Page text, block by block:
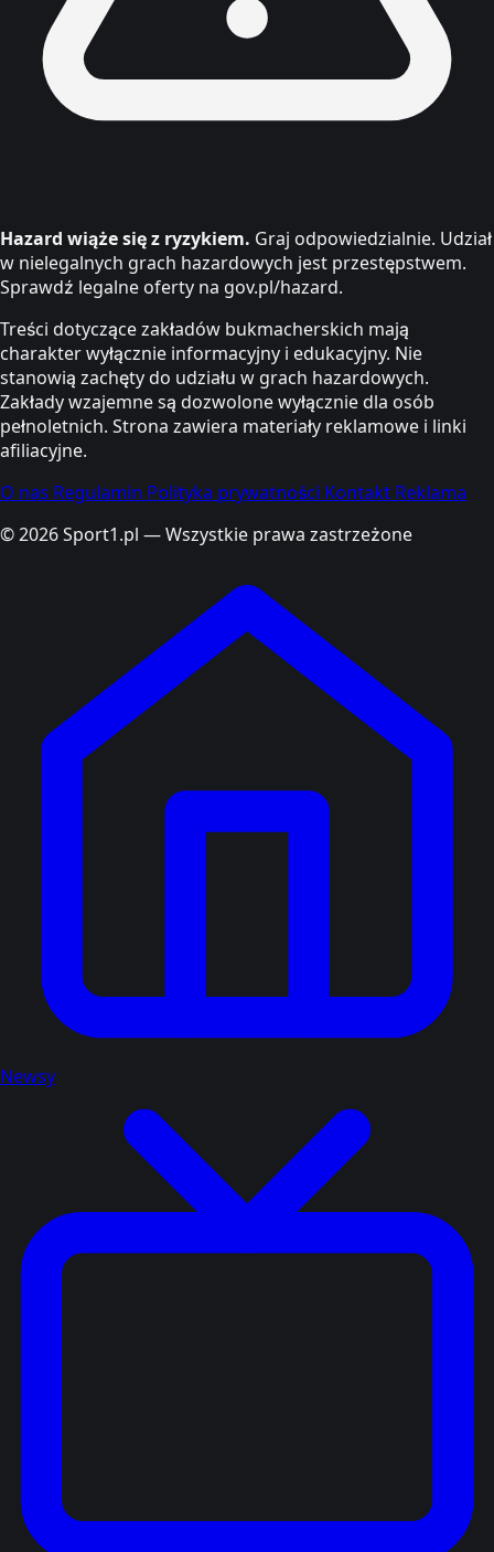
Hazard wiąże się z ryzykiem. Graj odpowiedzialnie. Udział
w nielegalnych grach hazardowych jest przestępstwem.
Sprawdź legalne oferty na gov.pl/hazard.
Treści dotyczące zakładów bukmacherskich mają
charakter wyłącznie informacyjny i edukacyjny. Nie
stanowią zachęty do udziału w grach hazardowych.
Zakłady wzajemne są dozwolone wyłącznie dla osób
pełnoletnich. Strona zawiera materiały reklamowe i linki
afiliacyjne.
O nas Regulamin Polityka prywatności Kontakt Reklama
© 2026 Sport1.pl — Wszystkie prawa zastrzeżone
Newsy